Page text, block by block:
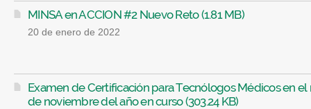
MINSA en ACCION #2 Nuevo Reto (1.81 MB)
20 de enero de 2022
Examen de Certificación para Tecnólogos Médicos en el
de noviembre del año en curso (303.24 KB)